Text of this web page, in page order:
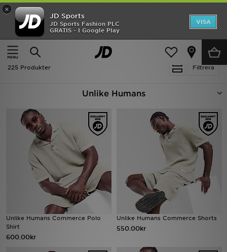
×
JD Sports
JD Sports Fashion PLC
GRATIS - I Google Play
VISA
Ny termin, ny stil Essentials för skolstarten
Hem
Unlike Humans
Filtrera
225 Produkter
Unlike Humans
Unlike Humans Commerce Polo
Shirt
600.00kr
Unlike Humans Commerce Shorts
550.00kr
Hem
Rea
Dam
Varumärken
Bästsäljare
Fotboll
Ladda ner appen